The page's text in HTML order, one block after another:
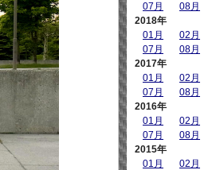
07月
08月
2018年
01月
02月
07月
08月
2017年
01月
02月
07月
08月
2016年
01月
02月
07月
08月
2015年
01月
02月